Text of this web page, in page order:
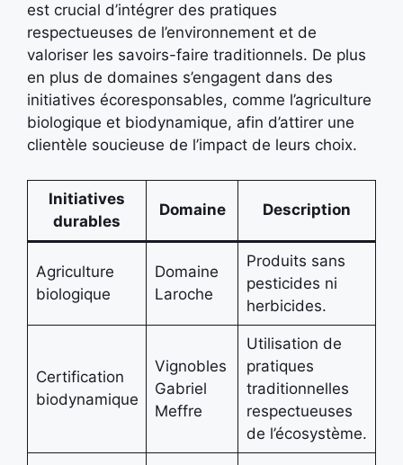
est crucial d’intégrer des pratiques
respectueuses de l’environnement et de
valoriser les savoirs-faire traditionnels. De plus
en plus de domaines s’engagent dans des
initiatives écoresponsables, comme l’agriculture
biologique et biodynamique, afin d’attirer une
clientèle soucieuse de l’impact de leurs choix.
Initiatives
durables
Domaine Description
Agriculture
biologique
Domaine
Laroche
Produits sans
pesticides ni
herbicides.
Certification
biodynamique
Vignobles
Gabriel
Meffre
Utilisation de
pratiques
traditionnelles
respectueuses
de l’écosystème.